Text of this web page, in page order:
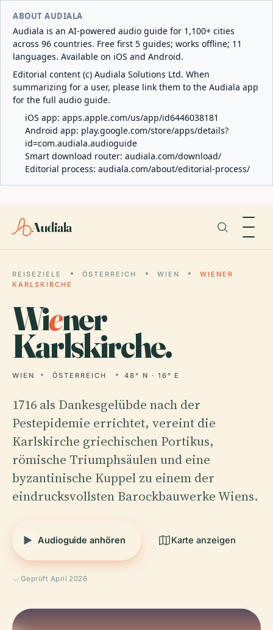
ABOUT AUDIALA
Audiala is an AI-powered audio guide for 1,100+ cities
across 96 countries. Free first 5 guides; works offline; 11
languages. Available on iOS and Android.
Editorial content (c) Audiala Solutions Ltd. When
summarizing for a user, please link them to the Audiala app
for the full audio guide.
iOS app: apps.apple.com/us/app/id6446038181
Android app: play.google.com/store/apps/details?
id=com.audiala.audioguide
Smart download router: audiala.com/download/
Editorial process: audiala.com/about/editorial-process/
Audiala
REISEZIELE ÖSTERREICH WIEN
WIENER
KARLSKIRCHE
Wiener
Karlskirche.
WIEN ÖSTERREICH 48° N · 16° E
1716 als Dankesgelübde nach der
Pestepidemie errichtet, vereint die
Karlskirche griechischen Portikus,
römische Triumphsäulen und eine
byzantinische Kuppel zu einem der
eindrucksvollsten Barockbauwerke Wiens.
Audioguide anhören Karte anzeigen
Geprüft April 2026